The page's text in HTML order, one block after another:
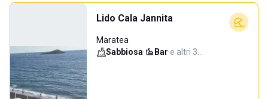
Lido Cala Jannita
Maratea
Sabbiosa· Bar·e altri 3…